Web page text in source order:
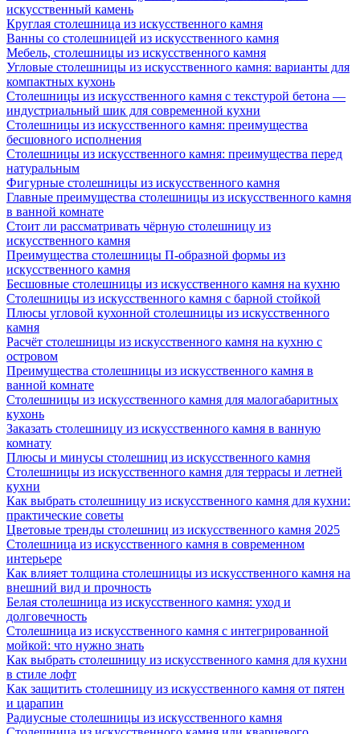
искусственный камень
Круглая столешница из искусственного камня
Ванны со столешницей из искусственного камня
Мебель, столешницы из искусственного камня
Угловые столешницы из искусственного камня: варианты для
компактных кухонь
Столешницы из искусственного камня с текстурой бетона —
индустриальный шик для современной кухни
Столешницы из искусственного камня: преимущества
бесшовного исполнения
Столешницы из искусственного камня: преимущества перед
натуральным
Фигурные столешницы из искусственного камня
Главные преимущества столешницы из искусственного камня
в ванной комнате
Стоит ли рассматривать чёрную столешницу из
искусственного камня
Преимущества столешницы П-образной формы из
искусственного камня
Бесшовные столешницы из искусственного камня на кухню
Столешницы из искусственного камня с барной стойкой
Плюсы угловой кухонной столешницы из искусственного
камня
Расчёт столешницы из искусственного камня на кухню с
островом
Преимущества столешницы из искусственного камня в
ванной комнате
Столешницы из искусственного камня для малогабаритных
кухонь
Заказать столешницу из искусственного камня в ванную
комнату
Плюсы и минусы столешниц из искусственного камня
Столешницы из искусственного камня для террасы и летней
кухни
Как выбрать столешницу из искусственного камня для кухни:
практические советы
Цветовые тренды столешниц из искусственного камня 2025
Столешница из искусственного камня в современном
интерьере
Как влияет толщина столешницы из искусственного камня на
внешний вид и прочность
Белая столешница из искусственного камня: уход и
долговечность
Столешница из искусственного камня с интегрированной
мойкой: что нужно знать
Как выбрать столешницу из искусственного камня для кухни
в стиле лофт
Как защитить столешницу из искусственного камня от пятен
и царапин
Радиусные столешницы из искусственного камня